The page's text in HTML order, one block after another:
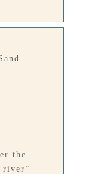
the
river”